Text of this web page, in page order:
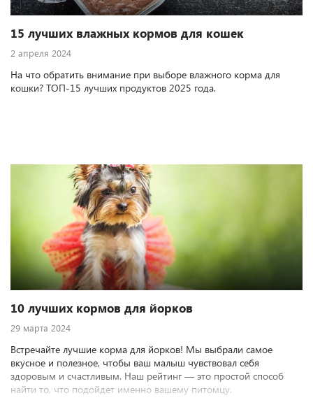
15 лучших влажных кормов для кошек
2 апреля 2024
На что обратить внимание при выборе влажного корма для
кошки? ТОП-15 лучших продуктов 2025 года.
10 лучших кормов для йорков
29 марта 2024
Встречайте лучшие корма для йорков! Мы выбрали самое
вкусное и полезное, чтобы ваш малыш чувствовал себя
здоровым и счастливым. Наш рейтинг — это простой способ
найти то, что подойдет именно вашему питомцу.